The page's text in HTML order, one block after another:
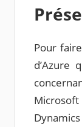
Pour
d’Azure
Microsoft